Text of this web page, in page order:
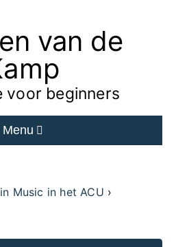
van de
voor beginners
Menu
Music in het ACU